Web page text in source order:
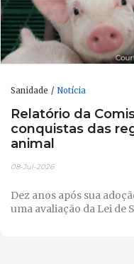
Sanidade Notícia
Relatório da
conquistas das
animal
08-Jul-2026
Dez anos após sua
uma avaliação da Lei de